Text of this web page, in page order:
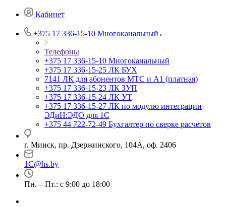
Кабинет
+375 17 336-15-10 Многоканальный
Телефоны
+375 17 336-15-10 Многоканальный
+375 17 336-15-25 ЛК БУХ
7141 ЛК для абонентов МТС и А1 (платная)
+375 17 336-15-23 ЛК ЗУП
+375 17 336-15-24 ЛК УТ
+375 17 336-15-27 ЛК по модулю интеграции
ЭДиН:ЭДО для 1С
+375 44 722-72-49 Бухгалтер по сверке расчетов
г. Минск, пр. Дзержинского, 104А, оф. 2406
1C@hs.by
Пн. – Пт.: с 9:00 до 18:00